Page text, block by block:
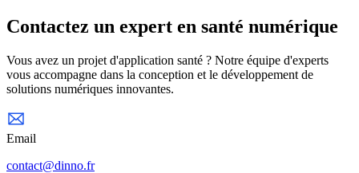
Contactez un expert en santé numérique
Vous avez un projet d'application santé ? Notre équipe d'experts
vous accompagne dans la conception et le développement de
solutions numériques innovantes.
Email
contact@dinno.fr